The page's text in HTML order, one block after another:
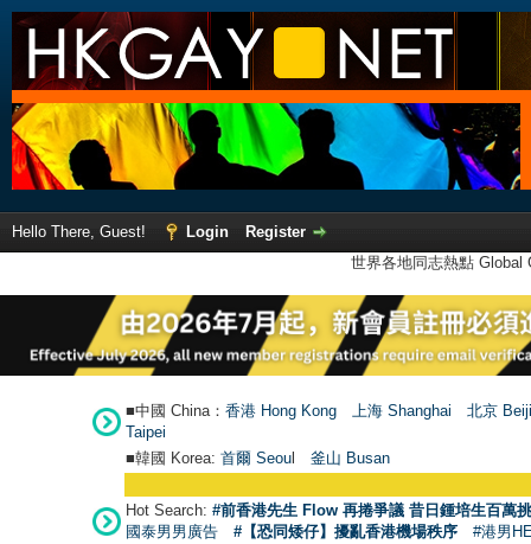
Hello There, Guest! Login
Register
世界各地同志熱點
■中國 China： 香港 Hong Kong 上海 Shanghai
北京
Taipei
■韓國 Korea: 首爾 Seoul 釜山 Busan
Hot Search: #前香港先生 Flow 再捲爭議 昔日鍾培生百萬
國泰男男廣告
#【恐同矮仔】擾亂香港機場秩序 #港男